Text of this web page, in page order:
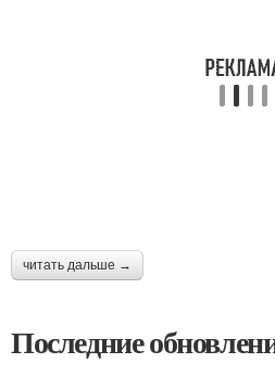
читать дальше →
Последние